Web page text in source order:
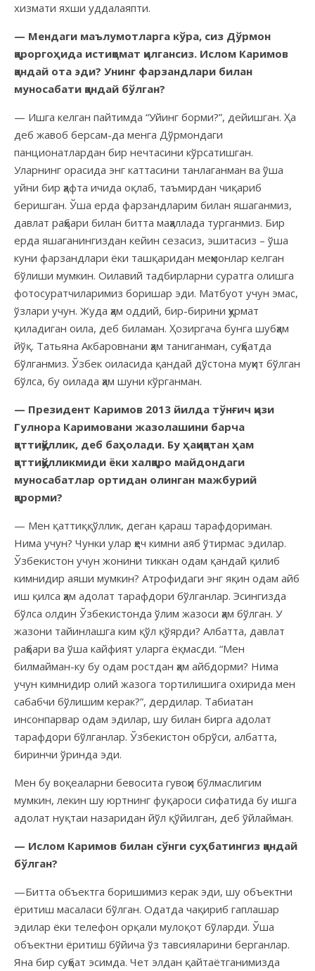
хизмати яхши уддалаяпти.
— Мендаги маълумотларга кўра, сиз Дўрмон
қароргоҳида истиқомат қилгансиз. Ислом Каримов
қандай ота эди? Унинг фарзандлари билан
муносабати қандай бўлган?
— Ишга келган пайтимда “Уйинг борми?”, дейишган. Ҳа
деб жавоб берсам-да менга Дўрмондаги
панционатлардан бир нечтасини кўрсатишган.
Уларнинг орасида энг каттасини танлаганман ва ўша
уйни бир ҳафта ичида оқлаб, таъмирдан чиқариб
беришган. Ўша ерда фарзандларим билан яшаганмиз,
давлат раҳбари билан битта маҳаллада турганмиз. Бир
ерда яшаганингиздан кейин сезасиз, эшитасиз – ўша
куни фарзандлари ёки ташқаридан меҳмонлар келган
бўлиши мумкин. Оилавий тадбирларни суратга олишга
фотосуратчиларимиз боришар эди. Матбуот учун эмас,
ўзлари учун. Жуда ҳам оддий, бир-бирини ҳурмат
қиладиган оила, деб биламан. Ҳозиргача бунга шубҳам
йўқ. Татьяна Акбаровнани ҳам таниганман, суҳбатда
бўлганмиз. Ўзбек оиласида қандай дўстона муҳит бўлган
бўлса, бу оилада ҳам шуни кўрганман.
— Президент Каримов 2013 йилда тўнғич қизи
Гулнора Каримовани жазолашини барча
қаттиққўллик, деб баҳолади. Бу ҳақиқатан ҳам
қаттиққўлликмиди ёки халқаро майдондаги
муносабатлар ортидан олинган мажбурий
қарорми?
— Мен қаттиққўллик, деган қараш тарафдориман.
Нима учун? Чунки улар ҳеч кимни аяб ўтирмас эдилар.
Ўзбекистон учун жонини тиккан одам қандай қилиб
кимнидир аяши мумкин? Атрофидаги энг яқин одам айб
иш қилса ҳам адолат тарафдори бўлганлар. Эсингизда
бўлса олдин Ўзбекистонда ўлим жазоси ҳам бўлган. У
жазони тайинлашга ким қўл қўярди? Албатта, давлат
раҳбари ва ўша кайфият уларга ёқмасди. “Мен
билмайман-ку бу одам ростдан ҳам айбдорми? Нима
учун кимнидир олий жазога тортилишига охирида мен
сабабчи бўлишим керак?”, дердилар. Табиатан
инсонпарвар одам эдилар, шу билан бирга адолат
тарафдори бўлганлар. Ўзбекистон обрўси, албатта,
биринчи ўринда эди.
Мен бу воқеаларни бевосита гувоҳи бўлмаслигим
мумкин, лекин шу юртнинг фуқароси сифатида бу ишга
адолат нуқтаи назаридан йўл қўйилган, деб ўйлайман.
— Ислом Каримов билан сўнги суҳбатингиз қандай
бўлган?
—Битта объектга боришимиз керак эди, шу объектни
ёритиш масаласи бўлган. Одатда чақириб гаплашар
эдилар ёки телефон орқали мулоқот бўларди. Ўша
объектни ёритиш бўйича ўз тавсияларини берганлар.
Яна бир суҳбат эсимда. Чет элдан қайтаётганимизда